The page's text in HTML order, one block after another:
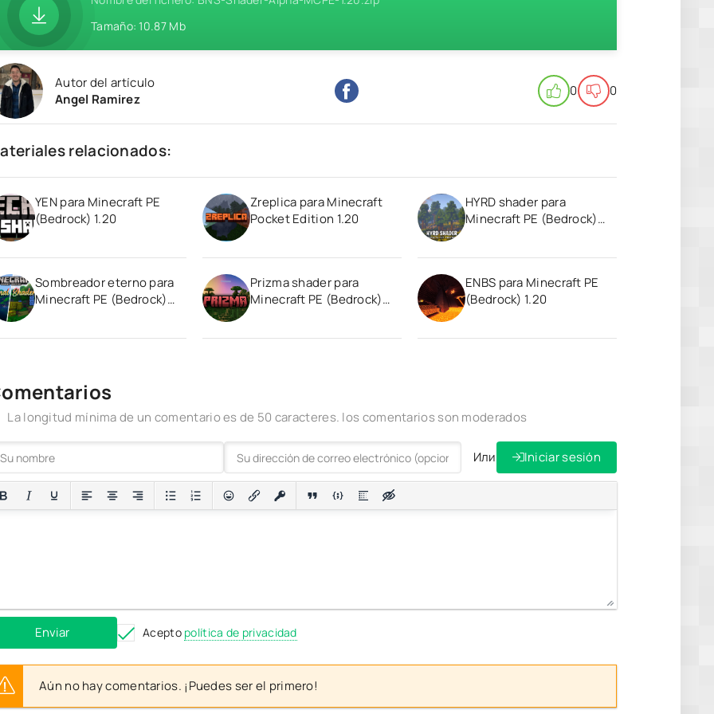
Tamaño: 10.87 Mb
Autor del artículo
Angel Ramirez
0 0
relacionados:
YEN para Minecraft PE
(Bedrock) 1.20
Zreplica para Minecraft
Pocket Edition 1.20
HYRD shader para
Minecraft PE (Bedrock)
Sombreador eterno para
Minecraft PE (Bedrock)
Prizma shader para
Minecraft PE (Bedrock)
ENBS para Minecraft PE
(Bedrock) 1.20
La longitud mínima de un comentario es de 50 caracteres. los comentarios son moderados
Или Iniciar sesión
Enviar Acepto política de privacidad
Aún no hay comentarios. ¡Puedes ser el primero!